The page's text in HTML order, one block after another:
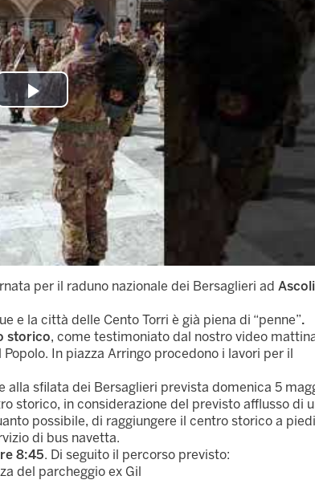
Play
Video
per il raduno nazionale dei Bersaglieri ad Ascoli
e la città delle Cento Torri è già piena di “penne”.
storico, come testimoniato dal nostro video
In piazza Arringo procedono i lavori per il
alla sfilata dei Bersaglieri prevista domenica 5
storico, in considerazione del previsto afflusso di
possibile, di raggiungere il centro storico a
di bus navetta.
8:45. Di seguito il percorso previsto:
del parcheggio ex Gil